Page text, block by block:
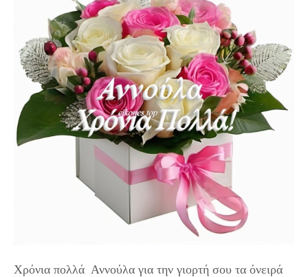
Χρόνια πολλά Αννούλα για την γιορτή σου τα όνειρά